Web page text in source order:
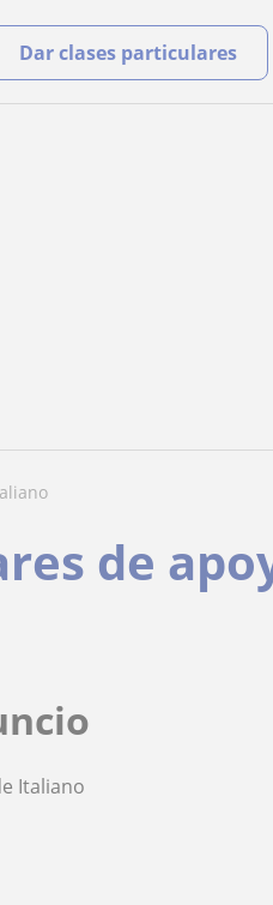
Dar clases particulares
de
Italiano